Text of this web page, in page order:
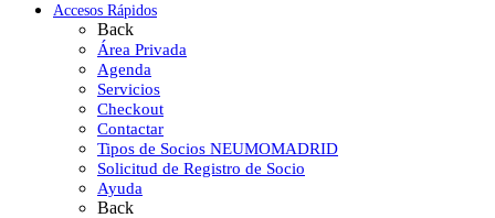
Accesos Rápidos
Back
Área Privada
Agenda
Servicios
Checkout
Contactar
Tipos de Socios NEUMOMADRID
Solicitud de Registro de Socio
Ayuda
Back